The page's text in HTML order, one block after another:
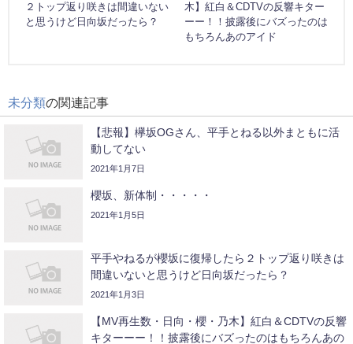
２トップ返り咲きは間違いない
と思うけど日向坂だったら？
木】紅白＆CDTVの反響キター
ーー！！披露後にバズったのは
もちろんあのアイド
未分類の関連記事
【悲報】欅坂OGさん、平手とねる以外まともに活
動してない
2021年1月7日
櫻坂、新体制・・・・・
2021年1月5日
平手やねるが櫻坂に復帰したら２トップ返り咲きは
間違いないと思うけど日向坂だったら？
2021年1月3日
【MV再生数・日向・櫻・乃木】紅白＆CDTVの反響
キターーー！！披露後にバズったのはもちろんあの